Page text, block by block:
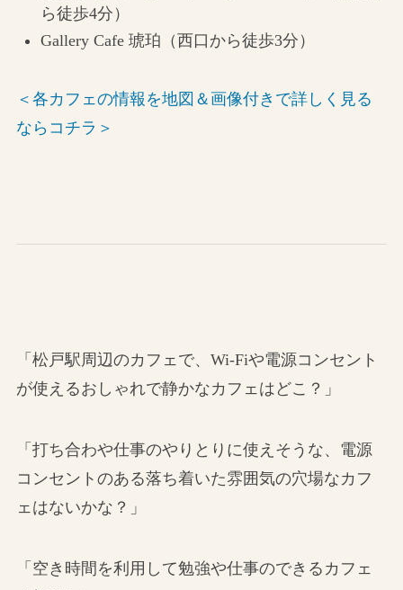
ら徒歩4分）
Gallery Cafe 琥珀（西口から徒歩3分）
＜各カフェの情報を地図＆画像付きで詳しく見る
ならコチラ＞
「松戸駅周辺のカフェで、Wi-Fiや電源コンセント
が使えるおしゃれで静かなカフェはどこ？」
「打ち合わや仕事のやりとりに使えそうな、電源
コンセントのある落ち着いた雰囲気の穴場なカフ
ェはないかな？」
「空き時間を利用して勉強や仕事のできるカフェ